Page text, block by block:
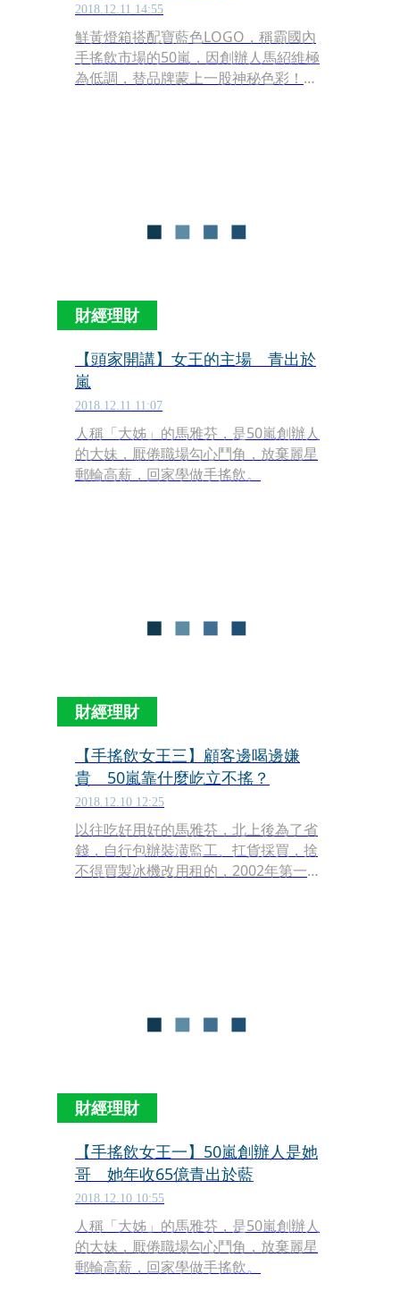
2018.12.11 14:55
鮮黃燈箱搭配寶藍色LOGO，稱霸國內
手搖飲市場的50嵐，因創辦人馬紹維極
為低調，替品牌蒙上一股神秘色彩！本
財經理財
【頭家開講】女王的主場 青出於
嵐
2018.12.11 11:07
人稱「大姊」的馬雅芬，是50嵐創辦人
的大妹，厭倦職場勾心鬥角，放棄麗星
郵輪高薪，回家學做手搖飲。
財經理財
【手搖飲女王三】顧客邊喝邊嫌
貴 50嵐靠什麼屹立不搖？
2018.12.10 12:25
以往吃好用好的馬雅芬，北上後為了省
錢，自行包辦裝潢監工、扛貨採買，捨
不得買製冰機改用租的，2002年第一家
財經理財
【手搖飲女王一】50嵐創辦人是她
哥 她年收65億青出於藍
2018.12.10 10:55
人稱「大姊」的馬雅芬，是50嵐創辦人
的大妹，厭倦職場勾心鬥角，放棄麗星
郵輪高薪，回家學做手搖飲。